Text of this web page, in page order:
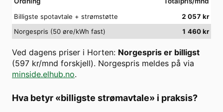
Billigste spotavtale + strømstøtte
2 057 kr
Norgespris (50 øre/kWh fast)
1 460kr
Ved dagens priser i Horten: Norgespris er billigst
(597 kr/mnd forskjell). Norgespris meldes på via
minside.elhub.no.
Hva betyr «billigste strømavtale» i praksis?